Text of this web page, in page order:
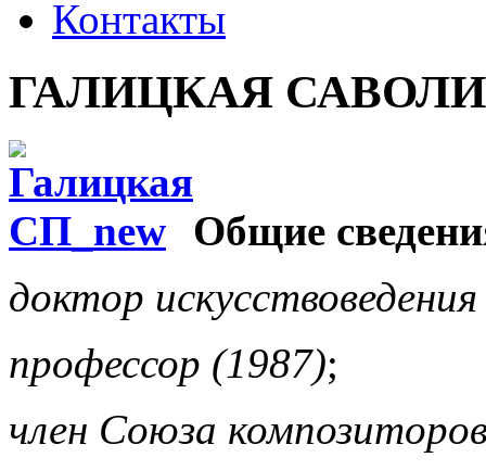
Контакты
ГАЛИЦКАЯ
Общие
доктор
профессор (1987);
член Союза